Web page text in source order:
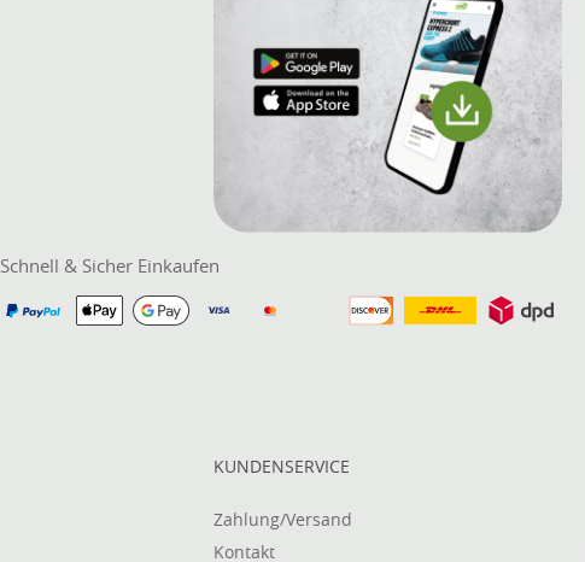
Schnell & Sicher Einkaufen
KUNDENSERVICE
Zahlung/Versand
Kontakt